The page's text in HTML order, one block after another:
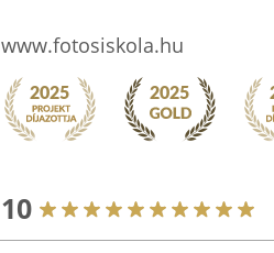
www.fotosiskola.hu
10